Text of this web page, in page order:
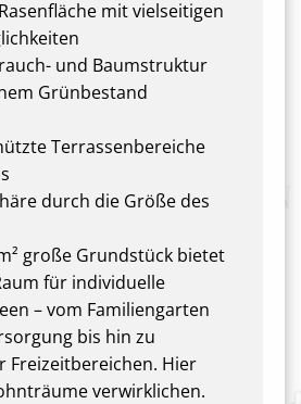
mit vielseitigen
und Baumstruktur
Grünbestand
Terrassenbereiche
durch die Größe des
große Grundstück bietet
für individuelle
– vom Familiengarten
bis hin zu
Freizeitbereichen. Hier
verwirklichen.